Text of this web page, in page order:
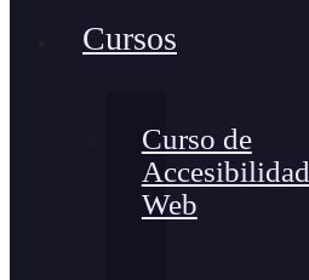
Cursos
Curso de
Accesibilidad
Web